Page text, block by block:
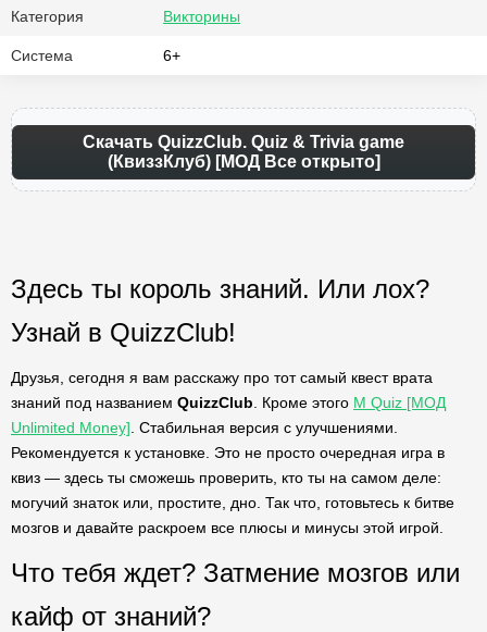
Категория Викторины
Система 6+
Скачать QuizzClub. Quiz & Trivia game
(КвиззКлуб) [МОД Все открыто]
Здесь ты король знаний. Или лох?
Узнай в QuizzClub!
Друзья, сегодня я вам расскажу про тот самый квест врата
знаний под названием QuizzClub . Кроме этого M Quiz [МОД
Unlimited Money] . Стабильная версия с улучшениями.
Рекомендуется к установке. Это не просто очередная игра в
квиз — здесь ты сможешь проверить, кто ты на самом деле:
могучий знаток или, простите, дно. Так что, готовьтесь к битве
мозгов и давайте раскроем все плюсы и минусы этой игрой.
Что тебя ждет? Затмение мозгов или
кайф от знаний?